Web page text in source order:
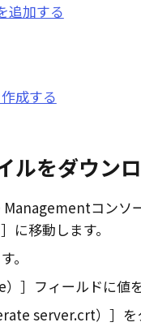
追加する
成する
ルをダウン
コンソ
に移動します。
。
フィールドに値
server.crt）
を